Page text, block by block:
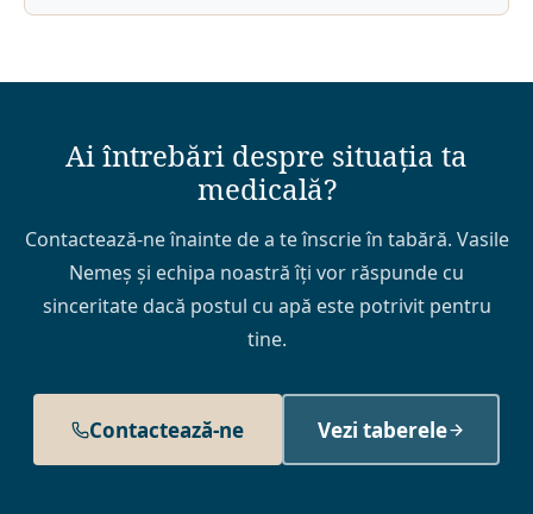
Ai întrebări despre situația ta
medicală?
Contactează-ne înainte de a te înscrie în tabără. Vasile
Nemeș și echipa noastră îți vor răspunde cu
sinceritate dacă postul cu apă este potrivit pentru
tine.
Contactează-ne Vezi taberele